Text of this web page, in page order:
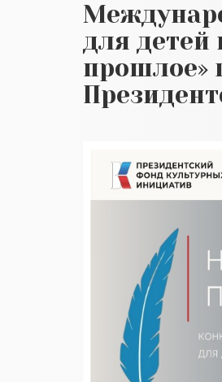
для детей
прошлое»